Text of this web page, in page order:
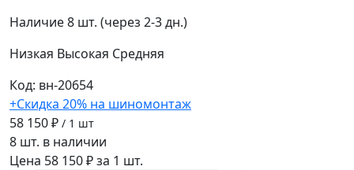
Наличие8 шт. (через 2-3 дн.)
Низкая Высокая Средняя
Код: вн-20654
+Скидка 20% на шиномонтаж
58 150 ₽ / 1 шт
8 шт. в наличии
Цена 58 150 ₽ за 1 шт.